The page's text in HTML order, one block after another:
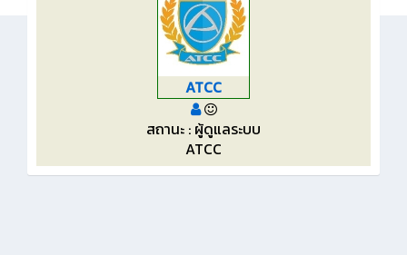
ATCC
สถานะ : ผู้ดูแลระบบ
ATCC